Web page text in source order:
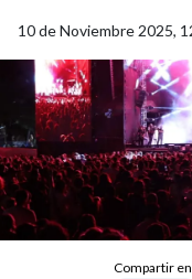
10 de Noviembre 2025,
Compartir